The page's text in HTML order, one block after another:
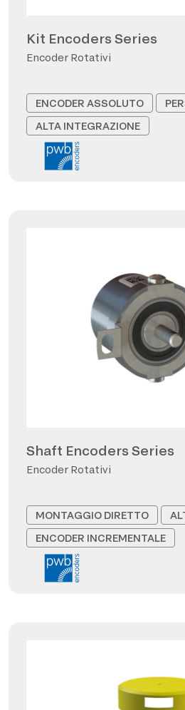
Kit Encoders Series
Encoder Rotativi
ENCODER ASSOLUTO
ALTA INTEGRAZIONE
Shaft Encoders Series
Encoder Rotativi
MONTAGGIO DIRETTO
ENCODER INCREMENTALE